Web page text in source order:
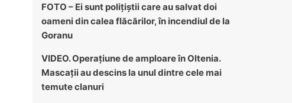
FOTO – Ei sunt polițiștii care au salvat doi
oameni din calea flăcărilor, în incendiul de la
Goranu
VIDEO. Operațiune de amploare în Oltenia.
Mascații au descins la unul dintre cele mai
temute clanuri